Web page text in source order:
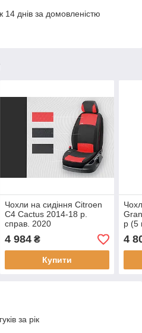
днів за домовленістю
Чохли на сидіння Citroen
C4 Cactus 2014-18 р.
справ. 2020
4 984₴
Купити
р (5
4
за рік